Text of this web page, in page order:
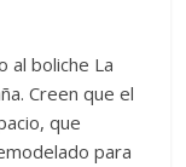
al boliche La
Creen que el
que
para